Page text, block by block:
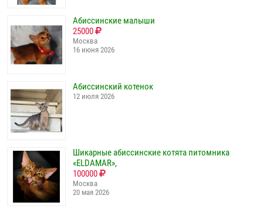
Абиссинские малыши
25000
Москва
16 июня 2026
Абиссинский котенок
12 июля 2026
Шикарные абиссинские котята питомника
«ELDAMAR»,
100000
Москва
20 мая 2026